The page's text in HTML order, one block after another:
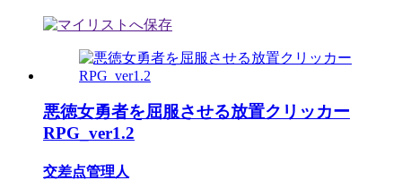
悪徳女勇者を屈服させる放置クリッカー
RPG_ver1.2
交差点管理人